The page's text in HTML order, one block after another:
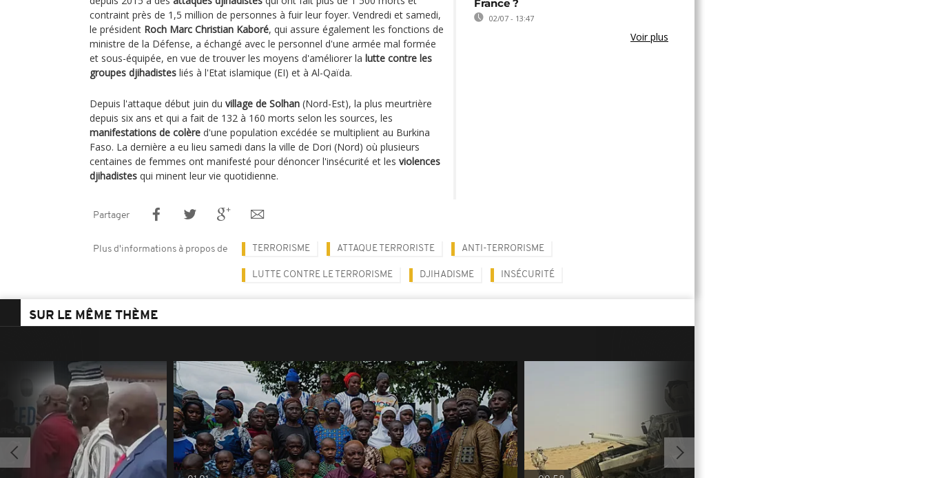
contraint près de 1,5 million de personnes à fuir leur foyer. Vendredi et samedi,
le président Roch Marc Christian Kaboré, qui assure également les fonctions de
ministre de la Défense, a échangé avec le personnel d'une armée mal formée
et sous-équipée, en vue de trouver les moyens d'améliorer la lutte contre les
groupes djihadistes liés à l'Etat islamique (EI) et à Al-Qaïda.
Depuis l'attaque début juin du village de Solhan (Nord-Est), la plus meurtrière
depuis six ans et qui a fait de 132 à 160 morts selon les sources, les
manifestations de colère d'une population excédée se multiplient au Burkina
Faso. La dernière a eu lieu samedi dans la ville de Dori (Nord) où plusieurs
centaines de femmes ont manifesté pour dénoncer l'insécurité et les violences
djihadistes qui minent leur vie quotidienne.
France ?
02/07 - 13:47
Voir plus
Partager
Plus d'informations à propos de TERRORISME ATTAQUE TERRORISTE ANTI-TERRORISME
LUTTE CONTRE LE TERRORISME DJIHADISME INSÉCURITÉ
SUR LE MÊME THÈME